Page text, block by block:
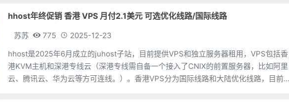
hhost年终促销 香港 VPS 月付2.1美元 可选优化线路/国际线路
苏苏 775
2025-12-23
hhost是2025年6月成立的juhost子站，目前提供VPS和独立服务器租用，VPS包括香
港KVM主机和深港专线云（深港专线需自备一个接入了CNIX的前置服务器，比如阿里
云、腾讯云、华为云等方可连线。）。香港VPS分为国际线路和大陆优化线路，目前商